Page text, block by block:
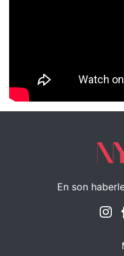
NYXmag 2. Yaş
En son